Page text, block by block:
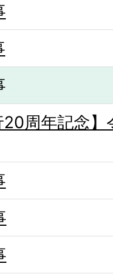
20周年記念